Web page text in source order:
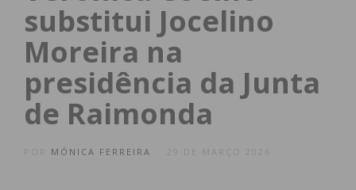
substitui Jocelino
Moreira na
presidência da Junta
de Raimonda
MÓNICA FERREIRA 29 DE MARÇO 2026